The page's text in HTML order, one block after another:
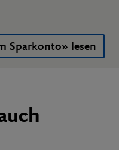
Sparkonto» lesen